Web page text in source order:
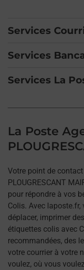
Services
Services
Services La
La Poste
Votre point de
PLOUGRESCANT
pour répondre à vos
Colis. Avec
déplacer, imprimer
étiquettes colis avec
recommandées, des
votre courrier à votre
voulez, où vous